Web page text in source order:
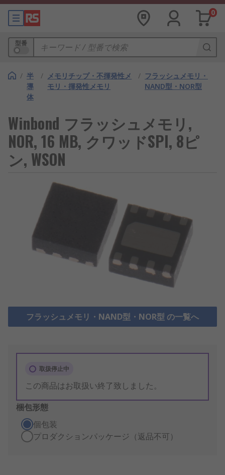
0
型番
/ 半
導
体
/ メモリチップ・不揮発性メ
モリ・揮発性メモリ
/ フラッシュメモリ・
NAND型・NOR型
Winbond フラッシュメモリ,
NOR, 16 MB, クワッドSPI, 8ピ
ン, WSON
フラッシュメモリ・NAND型・NOR型 の一覧へ
取扱停止中
この商品はお取扱い終了致しました。
梱包形態
個包装
プロダクションパッケージ（返品不可）